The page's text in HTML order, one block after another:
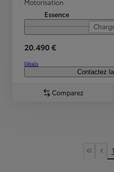
Motorisation
Essence
20.490 €
Détails
Contactez
Comparez
First
1